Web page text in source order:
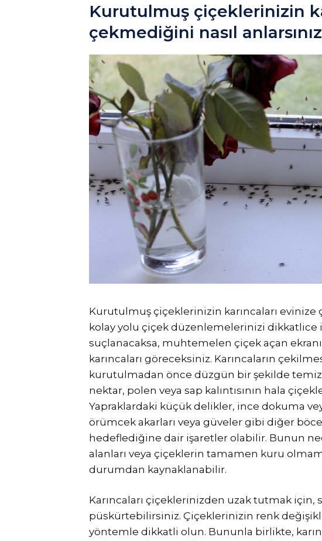
Kurutulmuş çiçeklerinizin
çekmediğini nasıl anlarsınız
Kurutulmuş çiçeklerinizin karıncaları
kolay yolu çiçek düzenlemelerinizi dikkatlice
suçlanacaksa, muhtemelen çiçek açan
karıncaları göreceksiniz. Karıncaların
kurutulmadan önce düzgün bir şekilde
nektar, polen veya sap kalıntısının hala
Yapraklardaki küçük delikler, ince dokuma
örümcek akarları veya güveler gibi diğer
hedeflediğine dair işaretler olabilir. Bunun
alanları veya çiçeklerin tamamen kuru
durumdan kaynaklanabilir.
Karıncaları çiçeklerinizden uzak tutmak için,
püskürtebilirsiniz. Çiçeklerinizin renk
yöntemle dikkatli olun. Bununla birlikte,